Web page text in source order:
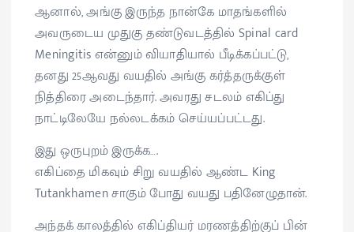
ஆனால், அங்கு இருந்த நான்கே மாதங்களில்
அவருடைய முதுகு தண்டுவடத்தில் Spinal card
Meningitis என்னும் வியாதியால் பீடிக்கப்பட்டு,
தனது 25ஆவது வயதில் அங்கு கர்த்தருக்குள்
நித்திரை அடைந்தார். அவரது சடலம் எகிப்து
நாட்டிலேயே நல்லடக்கம் செய்யப்பட்டது.
இது ஒருபுறம் இருக்க….
எகிப்தை மிகவும் சிறு வயதில் ஆண்ட King
Tutankhamen சாகும் போது வயது பதினேழுதான்.
அந்தக் காலத்தில் எகிப்தியர் மரணத்திற்குப் பின்